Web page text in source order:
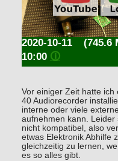
(745.6
2020-10-11
10:00 🛈
Vor einiger Zeit hatte ich
40 Audiorecorder
interne oder viele
aufnehmen kann. Leider
nicht kompatibel, also
etwas Elektronik Abhilfe
gleichzeitig zu lernen,
es so alles gibt.